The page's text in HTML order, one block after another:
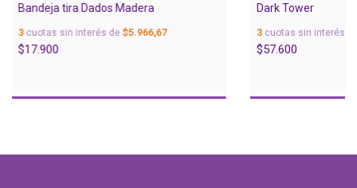
Bandeja tira Dados Madera
3cuotas sin interés de$5.966,67
$17.900
Dark Tower
3cuotas sin interés
$57.600